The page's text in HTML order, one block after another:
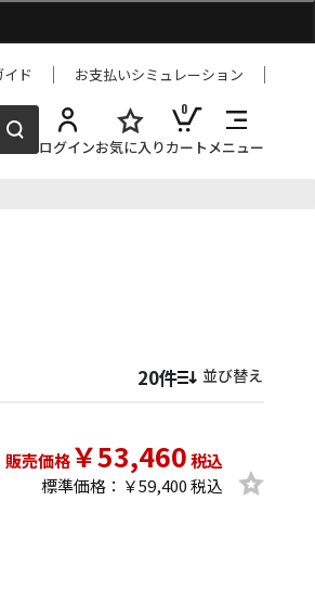
ド お支払いシミュレーション
ログインお気に入り
0
カートメニュー
並び替え
販売価格￥53,460税込
標準価格：￥59,400 税込